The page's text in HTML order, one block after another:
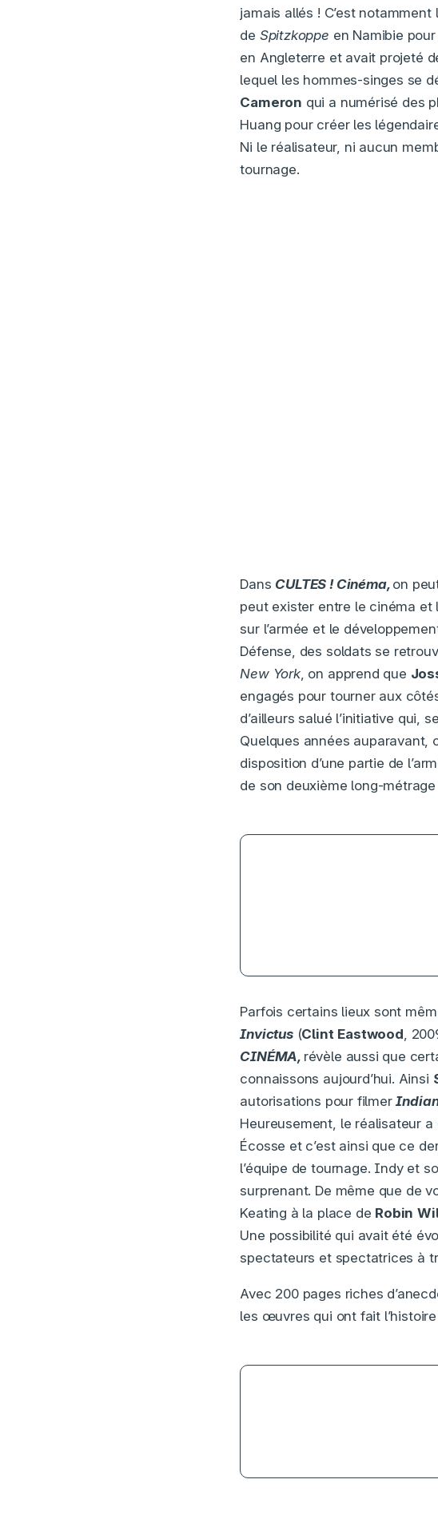
jamais allés ! C’est notamment
de Spitzkoppe en Namibie pour
en Angleterre et avait projeté
lequel les hommes-singes se
Cameron qui a numérisé des
Huang pour créer les
Ni le réalisateur, ni aucun
tournage.
Dans CULTES ! Cinéma, on
peut exister entre le cinéma et
sur l’armée et le
Défense, des soldats se
New York, on apprend que
engagés pour tourner aux
d’ailleurs salué l’initiative qui,
Quelques années auparavant,
disposition d’une partie de
de son deuxième long-
Parfois certains lieux sont
Invictus(Clint Eastwood,
CINÉMA, révèle aussi que
connaissons aujourd’hui. Ainsi
autorisations pour filmer
Heureusement, le réalisateur
Écosse et c’est ainsi que ce
l’équipe de tournage. Indy et
surprenant. De même que de
Keating à la place de Robin
Une possibilité qui avait été
spectateurs et spectatrices à
Avec 200 pages riches
les œuvres qui ont fait